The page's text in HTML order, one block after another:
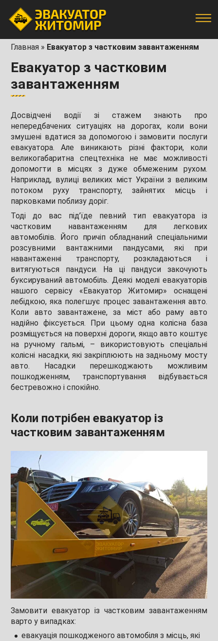
Главная » Евакуатор з частковим завантаженням
Евакуатор з частковим
завантаженням
Досвідчені водії зі стажем знають про
непередбачених ситуаціях на дорогах, коли вони
змушені вдатися за допомогою і замовити послуги
евакуатора. Але виникають різні фактори, коли
великогабаритна спецтехніка не має можливості
допомогти в місцях з дуже обмеженим рухом.
Наприклад, вулиці великих міст України з великим
потоком руху транспорту, зайнятих місць і
парковками поблизу доріг.
Тоді до вас під’їде певний тип евакуатора із
частковим навантаженням для легкових
автомобілів. Його причіп обладнаний спеціальними
розсувними вантажними пандусами, які при
навантаженні транспорту, розкладаються і
витягуються пандуси. На ці пандуси закочують
буксируваний автомобіль. Деякі моделі евакуаторів
нашого сервісу «Евакуатор Житомир» оснащені
лебідкою, яка полегшує процес завантаження авто.
Коли авто завантажене, за міст або раму авто
надійно фіксується. При цьому одна колісна база
розміщується на поверхні дороги, якщо авто коштує
на ручному гальмі, – використовують спеціальні
колісні насадки, які закріплюють на задньому мосту
авто. Насадки перешкоджають можливим
пошкодженням, транспортування відбувається
бестревожно і спокійно.
Коли потрібен евакуатор із
частковим завантаженням
Замовити евакуатор із частковим завантаженням
варто у випадках:
евакуація пошкодженого автомобіля з місць, які